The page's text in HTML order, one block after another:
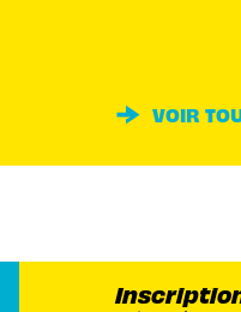
VOIR